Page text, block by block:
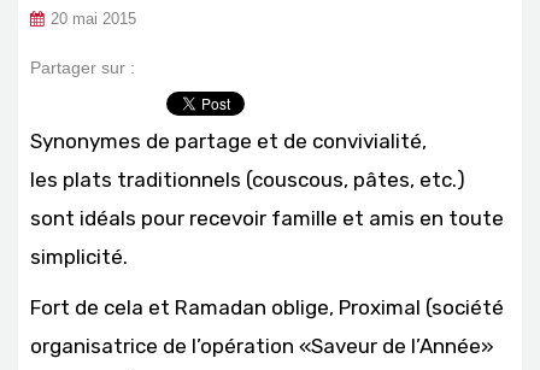
20 mai 2015
Partager sur :
Synonymes de partage et de convivialité,
les plats traditionnels (couscous, pâtes, etc.)
sont idéals pour recevoir famille et amis en toute
simplicité.
Fort de cela et Ramadan oblige, Proximal (société
organisatrice de l’opération «Saveur de l’Année»